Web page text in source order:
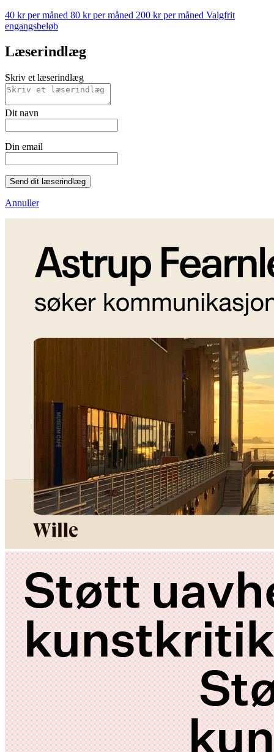
40 kr per måned 80 kr per måned 200 kr per måned Valgfrit
engangsbeløb
Læserindlæg
Skriv et læserindlæg
Dit navn
Din email
Send dit læserindlæg
Annuller